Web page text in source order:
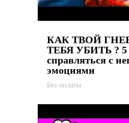
КАК ТВОЙ
ТЕБЯ УБИТЬ ? 5
справляться с
эмоциями
Без оплаты